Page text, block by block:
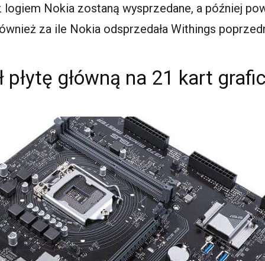
logiem Nokia zostaną wysprzedane, a później
za ile Nokia odsprzedała Withings
płytę główną na 21 kart